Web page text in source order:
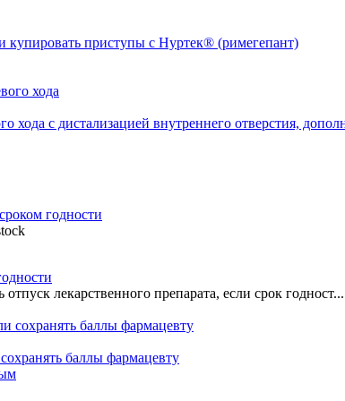
с дистализацией внутреннего отверстия,
лекарственного препарата, если срок годност...
баллы фармацевту